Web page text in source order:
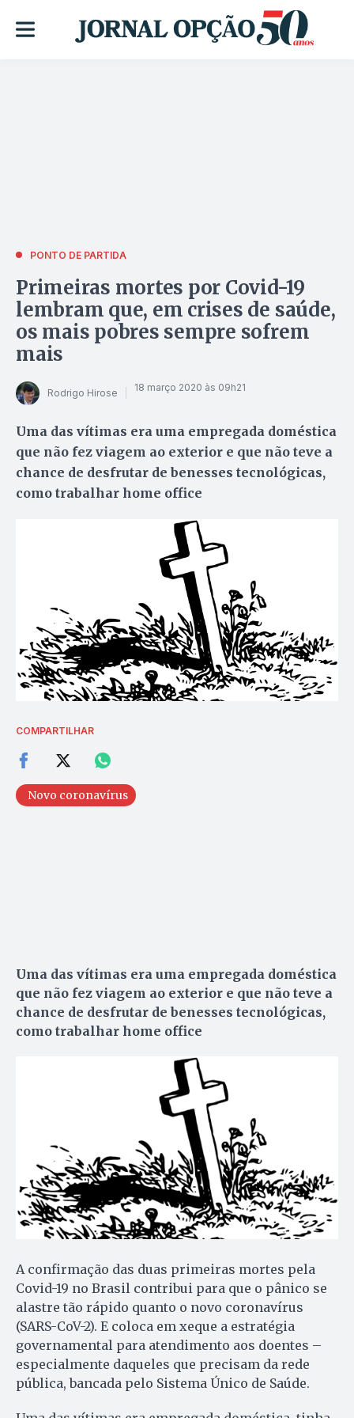
PONTO DE PARTIDA
Primeiras mortes por Covid-19
lembram que, em crises de saúde,
os mais pobres sempre sofrem
mais
Rodrigo Hirose 18 março 2020 às 09h21
Uma das vítimas era uma empregada doméstica
que não fez viagem ao exterior e que não teve a
chance de desfrutar de benesses tecnológicas,
como trabalhar home office
COMPARTILHAR
Novo coronavírus
Uma das vítimas era uma empregada doméstica
que não fez viagem ao exterior e que não teve a
chance de desfrutar de benesses tecnológicas,
como trabalhar home office
A confirmação das duas primeiras mortes pela
Covid-19 no Brasil contribui para que o pânico se
alastre tão rápido quanto o novo coronavírus
(SARS-CoV-2). E coloca em xeque a estratégia
governamental para atendimento aos doentes –
especialmente daqueles que precisam da rede
pública, bancada pelo Sistema Único de Saúde.